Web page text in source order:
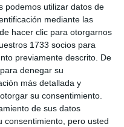
podemos utilizar datos de
mediante las
hacer clic para otorgarnos
1733 socios para
previamente descrito. De
denegar su
más detallada y
su consentimiento.
de sus datos
consentimiento, pero usted